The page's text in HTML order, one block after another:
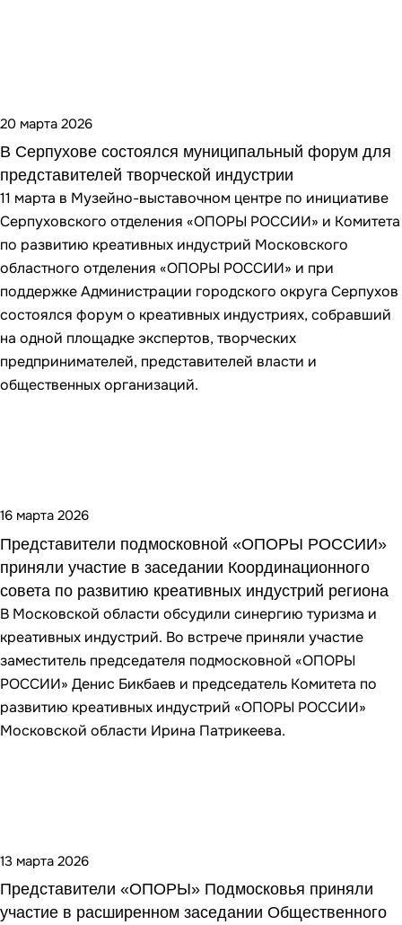
20 марта 2026
В Серпухове состоялся муниципальный форум для
представителей творческой индустрии
11 марта в Музейно-выставочном центре по инициативе
Серпуховского отделения «ОПОРЫ РОССИИ» и Комитета
по развитию креативных индустрий Московского
областного отделения «ОПОРЫ РОССИИ» и при
поддержке Администрации городского округа Серпухов
состоялся форум о креативных индустриях, собравший
на одной площадке экспертов, творческих
предпринимателей, представителей власти и
общественных организаций.
16 марта 2026
Представители подмосковной «ОПОРЫ РОССИИ»
приняли участие в заседании Координационного
совета по развитию креативных индустрий региона
В Московской области обсудили синергию туризма и
креативных индустрий. Во встрече приняли участие
заместитель председателя подмосковной «ОПОРЫ
РОССИИ» Денис Бикбаев и председатель Комитета по
развитию креативных индустрий «ОПОРЫ РОССИИ»
Московской области Ирина Патрикеева.
13 марта 2026
Представители «ОПОРЫ» Подмосковья приняли
участие в расширенном заседании Общественного